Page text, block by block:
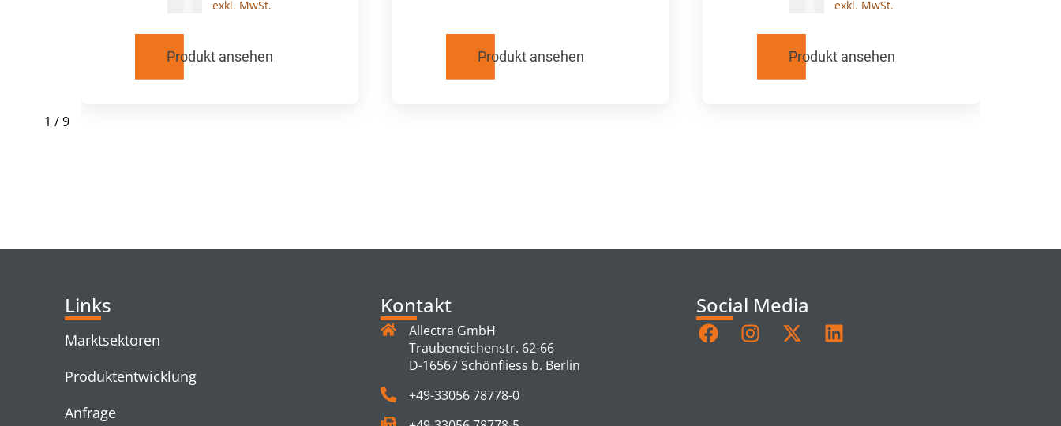
Produkt ansehen Produkt ansehen Produkt ansehen
1 /9
Links
Marktsektoren
Produktentwicklung
Anfrage
Kontakt
Allectra GmbH
Traubeneichenstr. 62-66
D-16567 Schönfliess b. Berlin
+49-33056 78778-0
Social Media